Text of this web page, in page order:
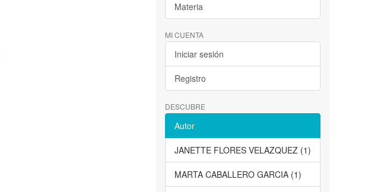
Materia
MI CUENTA
Iniciar sesión
Registro
DESCUBRE
Autor
JANETTE FLORES VELAZQUEZ (1)
MARTA CABALLERO GARCIA (1)